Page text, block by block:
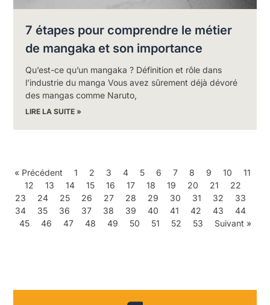
7 étapes pour comprendre le métier
de mangaka et son importance
Qu’est-ce qu’un mangaka ? Définition et rôle dans
l’industrie du manga Vous avez sûrement déjà dévoré
des mangas comme Naruto,
LIRE LA SUITE »
« Précédent 1 2 3 4 5 6 7 8 9 10
11
12
13 14 15 16 17 18 19 20 21
22
23
24 25 26 27 28 29 30 31 32
33
34
35 36 37 38 39 40 41 42 43
44
45
46 47 48 49 50 51 52 53 Suivant »